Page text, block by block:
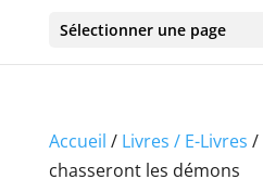
Sélectionner une page
Accueil / Livres / E-Livres /
chasseront les démons